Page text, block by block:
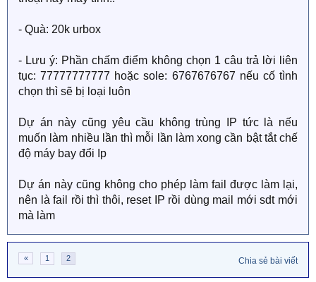
- Quà: 20k urbox
- Lưu ý: Phần chấm điểm không chọn 1 câu trả lời liên
tục: 77777777777 hoặc sole: 6767676767 nếu cố tình
chọn thì sẽ bị loại luôn
Dự án này cũng yêu cầu không trùng IP tức là nếu
muốn làm nhiều lần thì mỗi lần làm xong cần bật tắt chế
độ máy bay đổi Ip
Dự án này cũng không cho phép làm fail được làm lại,
nên là fail rồi thì thôi, reset IP rồi dùng mail mới sdt mới
mà làm
« 1 2 Chia sẻ bài viết